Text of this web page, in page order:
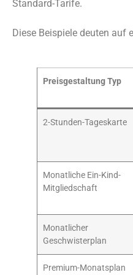
Standard-Tarife.
Diese Beispiele deuten auf
Preisgestaltung Typ
2-Stunden-Tageskarte
Monatliche Ein-Kind-
Mitgliedschaft
Monatlicher
Geschwisterplan
Premium-Monatsplan